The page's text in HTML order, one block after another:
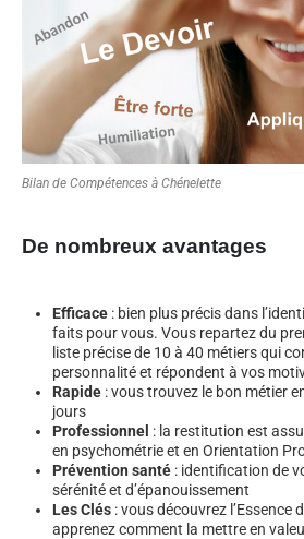
Bilan de Compétences à Chénelette
De nombreux avantages
Efficace : bien plus précis dans
faits pour vous. Vous repartez du
liste précise de 10 à 40 métiers qui
personnalité et répondent à vos
Rapide : vous trouvez le bon métier
jours
Professionnel : la restitution est
en psychométrie et en Orientation
Prévention santé : identification de
sérénité et d’épanouissement
Les Clés : vous découvrez l’Essence
apprenez comment la mettre en